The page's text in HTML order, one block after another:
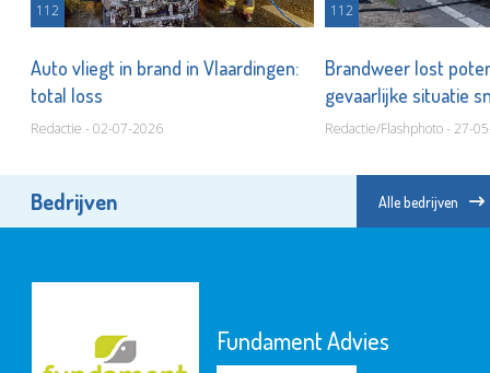
112
Auto vliegt in brand in Vlaardingen:
total loss
Redactie - 02-07-2026
112
Brandweer lost
gevaarlijke situatie
Redactie/Flashphoto - 27-
Bedrijven Alle bedrijven
Fundament Advies